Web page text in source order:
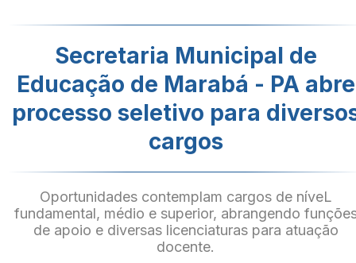
Secretaria Municipal de
Educação de Marabá - PA abre
processo seletivo para
cargos
Oportunidades contemplam cargos de níveL
fundamental, médio e superior, abrangendo
de apoio e diversas licenciaturas para atuação
docente.